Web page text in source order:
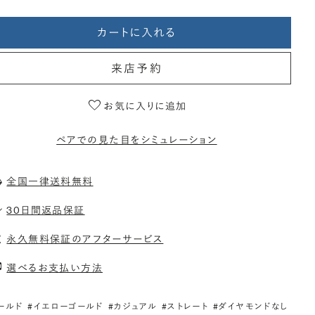
カートに入れる
来店予約
お気に入りに追加
ペアでの見た目をシミュレーション
全国一律送料無料
30日間返品保証
永久無料保証のアフターサービス
選べるお支払い方法
ルド #イエローゴールド #カジュアル #ストレート #ダイヤモンドなし